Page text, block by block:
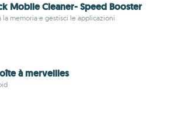
Mobile Cleaner- Speed Booster
la memoria e gestisci le applicazioni
à merveilles